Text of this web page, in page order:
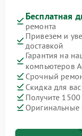
Бесплатная
ремонта
Привезем и
доставкой
Гарантия на
компьютеров
Срочный
Скидка для
Получите